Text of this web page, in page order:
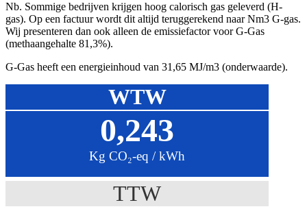
Nb. Sommige bedrijven krijgen hoog calorisch gas geleverd (H-
gas). Op een factuur wordt dit altijd teruggerekend naar Nm3 G-gas.
Wij presenteren dan ook alleen de emissiefactor voor G-Gas
(methaangehalte 81,3%).
G-Gas heeft een energieinhoud van 31,65 MJ/m3 (onderwaarde).
WTW
0,243
Kg CO₂-eq / kWh
TTW